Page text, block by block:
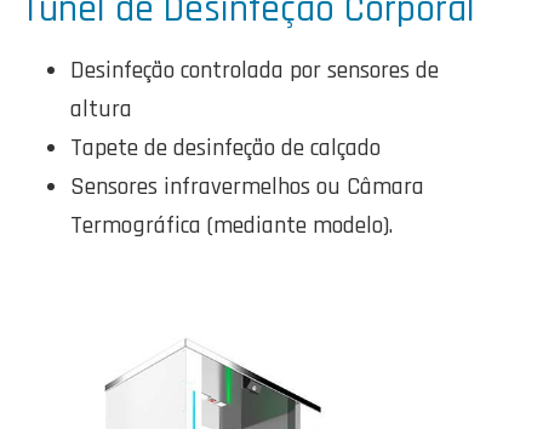
Túnel de Desinfeção Corporal
Desinfeção controlada por sensores de
altura
Tapete de desinfeção de calçado
Sensores infravermelhos ou Câmara
Termográfica (mediante modelo).